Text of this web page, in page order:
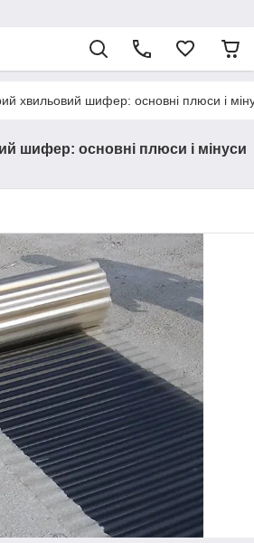
хвильовий шифер: основні плюси і
шифер: основні плюси і мінуси